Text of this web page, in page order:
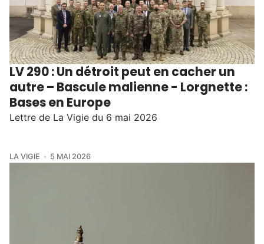
LV 290 : Un détroit peut en cacher un
autre – Bascule malienne - Lorgnette :
Bases en Europe
Lettre de La Vigie du 6 mai 2026
LA VIGIE 5 MAI 2026